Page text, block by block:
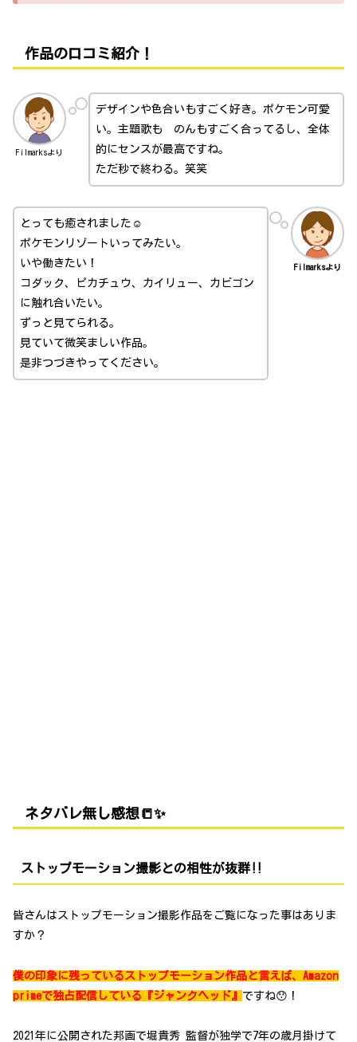
作品の口コミ紹介！
Filmarksより
デザインや色合いもすごく好き。ポケモン可愛
い。主題歌も のんもすごく合ってるし、全体
的にセンスが最高ですね。
ただ秒で終わる。笑笑
Filmarksより
とっても癒されました☺️
ポケモンリゾートいってみたい。
いや働きたい！
コダック、ピカチュウ、カイリュー、カビゴン
に触れ合いたい。
ずっと見てられる。
見ていて微笑ましい作品。
是非つづきやってください。
ネタバレ無し感想📒✨
ストップモーション撮影との相性が抜群‼
皆さんはストップモーション撮影作品をご覧になった事はありま
すか？
僕の印象に残っているストップモーション作品と言えば、Amazon
primeで独占配信している『ジャンクヘッド』 ですね😯！
2021年に公開された邦画で堀貴秀 監督が独学で7年の歳月掛けて